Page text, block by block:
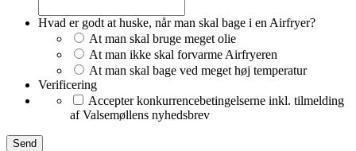
Hvad er godt at huske, når man skal bage i en Airfryer?
At man skal bruge meget olie
At man ikke skal forvarme Airfryeren
At man skal bage ved meget høj temperatur
Verificering
Accepter konkurrencebetingelserne inkl. tilmelding
af Valsemøllens nyhedsbrev